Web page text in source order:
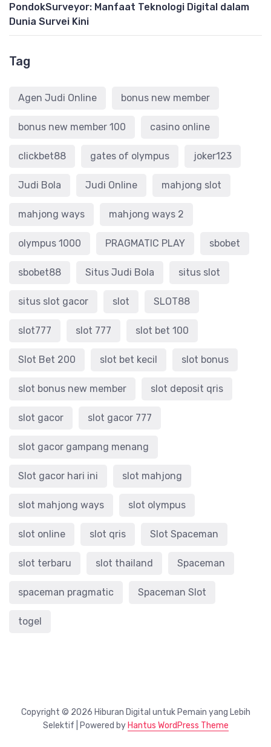
PondokSurveyor: Manfaat Teknologi Digital dalam
Dunia Survei Kini
Tag
Agen Judi Online bonus new member
bonus new member 100 casino online
clickbet88 gates of olympus joker123
Judi Bola Judi Online mahjong slot
mahjong ways mahjong ways 2
olympus 1000 PRAGMATIC PLAY sbobet
sbobet88 Situs Judi Bola situs slot
situs slot gacor slot SLOT88
slot777 slot 777 slot bet 100
Slot Bet 200 slot bet kecil slot bonus
slot bonus new member slot deposit qris
slot gacor slot gacor 777
slot gacor gampang menang
Slot gacor hari ini slot mahjong
slot mahjong ways slot olympus
slot online slot qris Slot Spaceman
slot terbaru slot thailand Spaceman
spaceman pragmatic Spaceman Slot
togel
Copyright © 2026 Hiburan Digital untuk Pemain yang Lebih
Selektif | Powered by Hantus WordPress Theme